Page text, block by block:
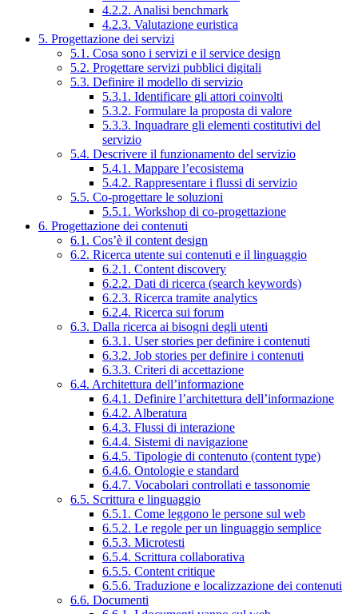
4.2.2. Analisi benchmark
4.2.3. Valutazione euristica
5. Progettazione dei servizi
5.1. Cosa sono i servizi e il service design
5.2. Progettare servizi pubblici digitali
5.3. Definire il modello di servizio
5.3.1. Identificare gli attori coinvolti
5.3.2. Formulare la proposta di valore
5.3.3. Inquadrare gli elementi costitutivi del
servizio
5.4. Descrivere il funzionamento del servizio
5.4.1. Mappare l’ecosistema
5.4.2. Rappresentare i flussi di servizio
5.5. Co-progettare le soluzioni
5.5.1. Workshop di co-progettazione
6. Progettazione dei contenuti
6.1. Cos’è il content design
6.2. Ricerca utente sui contenuti e il linguaggio
6.2.1. Content discovery
6.2.2. Dati di ricerca (search keywords)
6.2.3. Ricerca tramite analytics
6.2.4. Ricerca sui forum
6.3. Dalla ricerca ai bisogni degli utenti
6.3.1. User stories per definire i contenuti
6.3.2. Job stories per definire i contenuti
6.3.3. Criteri di accettazione
6.4. Architettura dell’informazione
6.4.1. Definire l’architettura dell’informazione
6.4.2. Alberatura
6.4.3. Flussi di interazione
6.4.4. Sistemi di navigazione
6.4.5. Tipologie di contenuto (content type)
6.4.6. Ontologie e standard
6.4.7. Vocabolari controllati e tassonomie
6.5. Scrittura e linguaggio
6.5.1. Come leggono le persone sul web
6.5.2. Le regole per un linguaggio semplice
6.5.3. Microtesti
6.5.4. Scrittura collaborativa
6.5.5. Content critique
6.5.6. Traduzione e localizzazione dei contenuti
6.6. Documenti